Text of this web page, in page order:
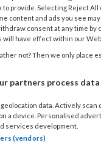
wolf'
2021. Een
eerste indruk
bijbehorende
to provide. Selecting Reject
content and ads you see
consent at any time by
will have effect within our
not? Then we only place
partners process
data. Actively
a device. Personalised
services development.
(vendors)